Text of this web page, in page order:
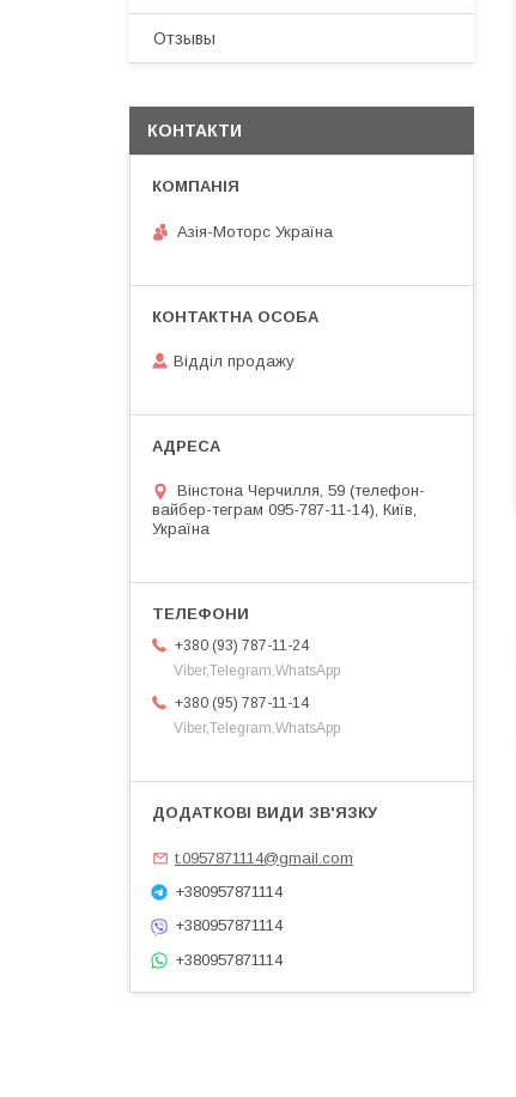
Отзывы
КОНТАКТИ
Азія-Моторс Україна
Відділ продажу
Вінстона Черчилля, 59 (телефон-
вайбер-теграм 095-787-11-14), Київ,
Україна
+380 (93) 787-11-24
Viber,Telegram,WhatsApp
+380 (95) 787-11-14
Viber,Telegram,WhatsApp
t.0957871114@gmail.com
+380957871114
+380957871114
+380957871114